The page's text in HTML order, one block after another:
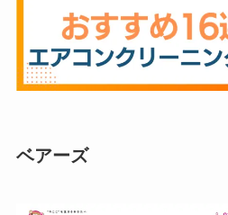
ベアーズ